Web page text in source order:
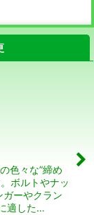
色々な”締め
ボルトやナッ
ガーやクラン
適した…